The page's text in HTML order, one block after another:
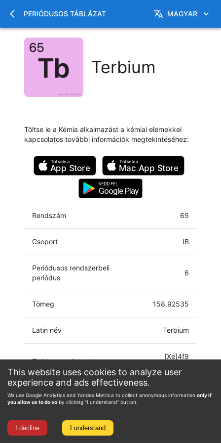
This website uses cookies to analyze user
experience and ads effectiveness.
We use Google Analytics and Yandex.Metrica to collect anonymous information only if
you allow us to do so by clicking "I understand" button.
I decline I understand
PERIÓDUSOS TÁBLÁZAT MAGYAR
Terbium
Töltse le a Kémia alkalmazást a kémiai elemekkel
kapcsolatos további információk megtekintéséhez:
Töltse le a
App Store
Töltse le a
Mac App Store
VEDD FEL
Google Play
Rendszám 65
Csoport IB
Periódusos rendszerbeli
periódus
6
Tömeg 158.92535
Latin név Terbium
Elektronszerkezet
[Xe]4f9
Oxidációs állapot 0, 1, 2, 3, 4